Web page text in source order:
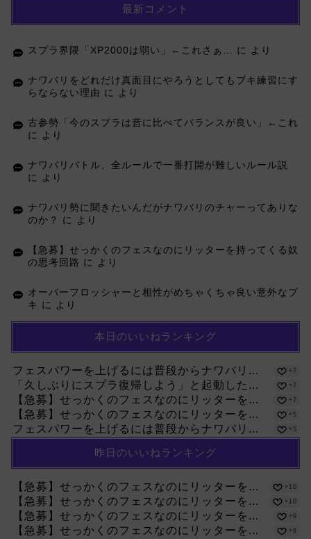
最新コメント
スプラ界隈「XP2000は弱い」←これさぁ… に より
ナワバリをどれだけ真面目にやろうとしてもブキ練習にす
らならない理由 に より
古参勢「今のスプラは昔に比べてバランスが良い」←これ
に より
ナワバリバトル、全ルールで一番打開が難しいルール説
に より
ナワバリ勢に聞きたいんだがナワバリのチャーってありな
のか？
に より
【急募】せっかくのフェスなのにリッターを持ってくる奴
の思考回路 に より
オーバーフロッシャーと相性がめちゃくちゃ良い意外なブ
キ に より
本日のいいねランキング
フェスパワーを上げるには普段からナワバリ... +7
「久しぶりにスプラ復帰しよう」と起動した... +7
【急募】せっかくのフェスなのにリッターを... +7
【急募】せっかくのフェスなのにリッターを... +5
フェスパワーを上げるには普段からナワバリ... +5
昨日のいいねランキング
【急募】せっかくのフェスなのにリッターを... +10
【急募】せっかくのフェスなのにリッターを... +10
【急募】せっかくのフェスなのにリッターを... +9
【急募】せっかくのフェスなのにリッターを... +8